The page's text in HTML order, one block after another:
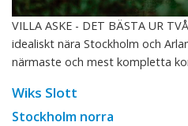
VILLA ASKE - DET BÄSTA UR
idealiskt nära Stockholm och
närmaste och mest kompletta
Wiks Slott
Stockholm norra